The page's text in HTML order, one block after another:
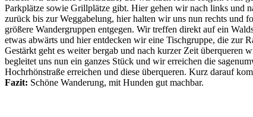
Parkplätze sowie Grillplätze gibt. Hier gehen wir nach links und
zurück bis zur Weggabelung, hier halten wir uns nun rechts und
größere Wandergruppen entgegen. Wir treffen direkt auf ein
etwas abwärts und hier entdecken wir eine Tischgruppe, die zur
Gestärkt geht es weiter bergab und nach kurzer Zeit
begleitet uns nun ein ganzes Stück und wir erreichen die
Hochrhönstraße erreichen und diese überqueren. Kurz darauf
Fazit: Schöne Wanderung, mit Hunden gut machbar.